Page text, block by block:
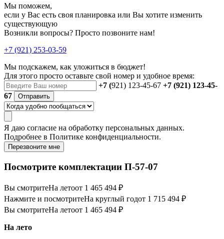
Мы поможем,
если у Вас есть своя планировка или Вы хотите изменить
существующую
Возникли вопросы? Просто позвоните нам!
+7 (921) 253-03-59
Мы подскажем, как уложиться в бюджет!
Для этого просто оставьте свой номер и удобное время:
+7 (921) 123-45-67 +7 (921) 123-45-
67
Отправить
Я даю согласие на обработку персональных данных.
Подробнее в Политике конфиденциальности.
Перезвоните мне
Посмотрите комплектации П-57-07
Вы смотритеНа летоот 1 465 494 ₽
Нажмите и посмотритеНа круглый годот 1 715 494 ₽
Вы смотритеНа летоот 1 465 494 ₽
На лето